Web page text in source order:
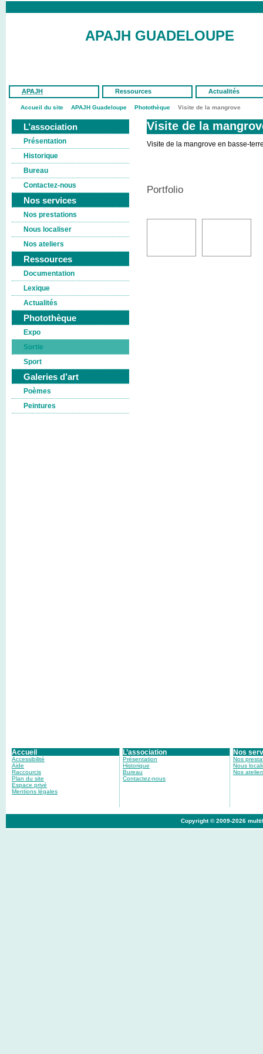
APAJH GUADELOUPE
APAJH Ressources Actualités
Accueil du site APAJH Guadeloupe Photothèque Visite de la mangrove
L’association
Présentation
Historique
Bureau
Contactez-nous
Nos services
Nos prestations
Nous localiser
Nos ateliers
Ressources
Documentation
Lexique
Actualités
Photothèque
Expo
Sortie
Sport
Galeries d’art
Poèmes
Peintures
Visite de la
Visite de la mangrove en basse-
Portfolio
Accueil
Accessibilité
Aide
Raccourcis
Plan du site
Espace privé
Mentions légales
L’association
Présentation
Historique
Bureau
Contactez-nous
Nos
Nos
Nous
Nos
Copyright © 2009-2026